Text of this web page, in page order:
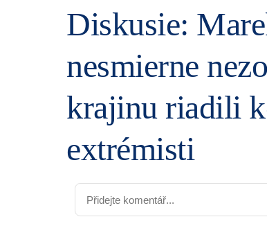
Diskusie:
nesmierne
krajinu riadili
extrémisti